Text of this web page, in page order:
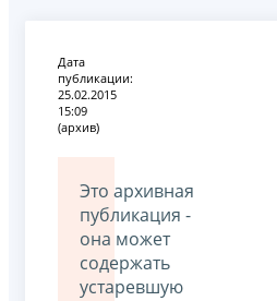
Дата
публикации:
25.02.2015
15:09
(архив)
Это архивная
публикация -
она может
содержать
устаревшую